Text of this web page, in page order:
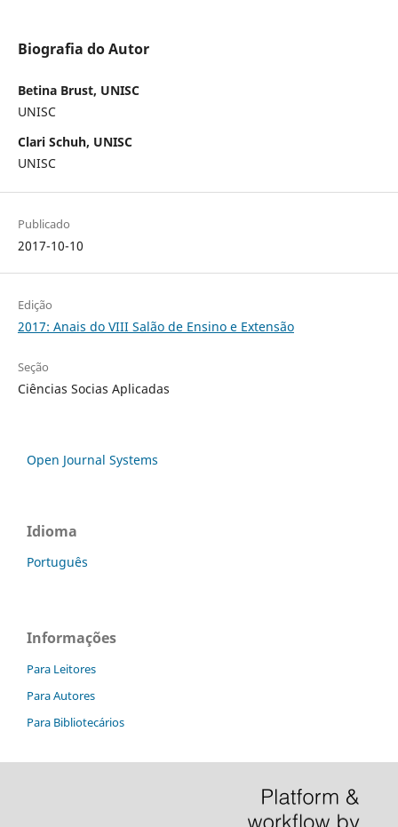
Biografia do Autor
Betina Brust, UNISC
UNISC
Clari Schuh, UNISC
UNISC
Publicado
2017-10-10
Edição
2017: Anais do VIII Salão de Ensino e Extensão
Seção
Ciências Socias Aplicadas
Open Journal Systems
Idioma
Português
Informações
Para Leitores
Para Autores
Para Bibliotecários